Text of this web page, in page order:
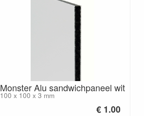
Monster Alu sandwichpaneel wit
100 x 100 x 3 mm
€ 1.00